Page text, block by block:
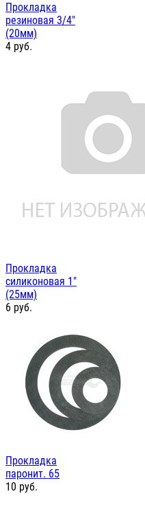
Прокладка
резиновая 3/4"
(20мм)
4 руб.
Прокладка
силиконовая 1"
(25мм)
6 руб.
Прокладка
паронит. 65
10 руб.